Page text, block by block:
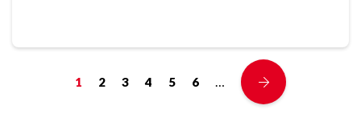
1 2 3 4 5 6 …